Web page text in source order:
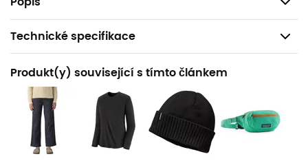
Technické specifikace
Doporučené pro
Pěší turistika / Běžné použití
Pohlaví
Dámské
Produkt(y) související s tímto článkem